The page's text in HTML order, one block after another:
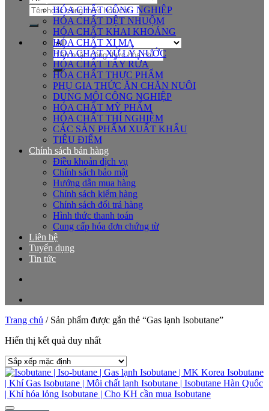
Tìm
kiếm:
Tìm
kiếm:
HÓA CHẤT CÔNG NGHIỆP
HÓA CHẤT DỆT NHUỘM
HÓA CHẤT KHAI KHOÁNG
HÓA CHẤT XI MẠ
HÓA CHẤT XỬ LÝ NƯỚC
HÓA CHẤT TẨY RỬA
HÓA CHẤT THỰC PHẨM
PHỤ GIA THỨC ĂN CHĂN NUÔI
DUNG MÔI CÔNG NGHIỆP
HÓA CHẤT MỸ PHẨM
HÓA CHẤT THÍ NGHIỆM
CÁC SẢN PHẨM XUẤT KHẨU
TIÊU ĐIỂM
Chính sách bán hàng
Điều khoản dịch vụ
Chính sách bảo mật
Hướng dẫn mua hàng
Chính sách kiểm hàng
Chính sách đổi trả hàng
Hình thức thanh toán
Cung cấp hóa đơn chứng từ
Liên hệ
Tuyển dụng
Tin tức
Trang chủ /Sản phẩm được gắn thẻ “Gas lạnh Isobutane”
Hiển thị kết quả duy nhất